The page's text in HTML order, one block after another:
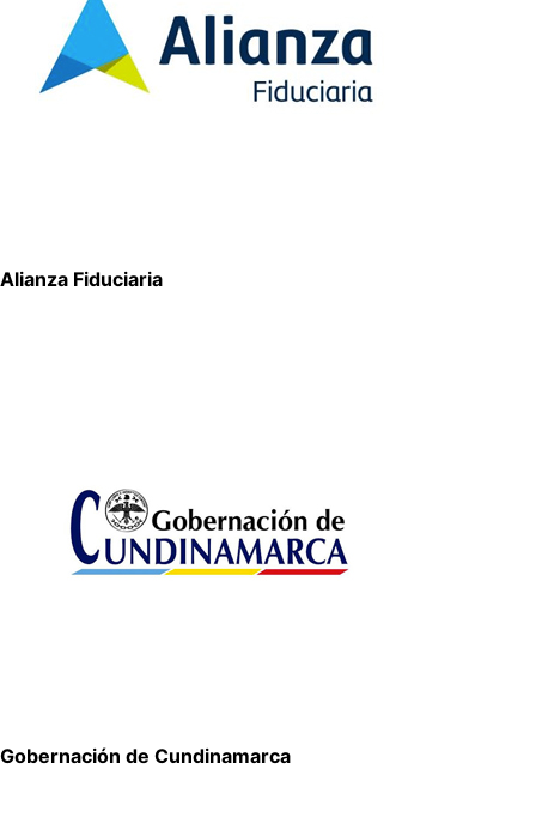
Alianza Fiduciaria
Gobernación de Cundinamarca